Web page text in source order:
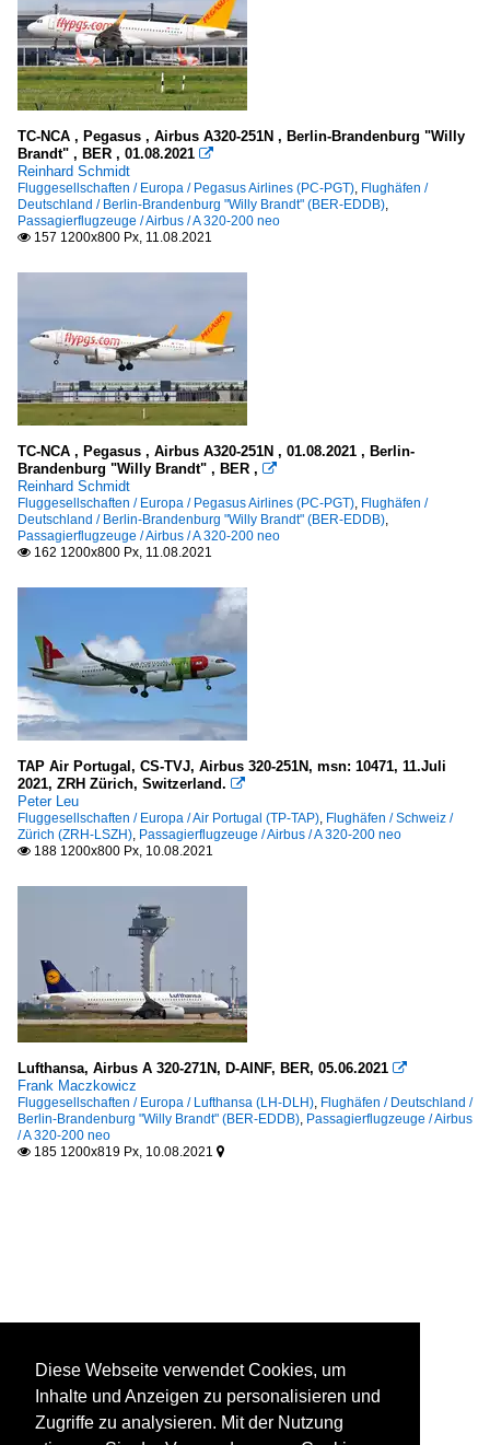
TC-NCA , Pegasus , Airbus A320-251N , Berlin-Brandenburg "Willy
Brandt" , BER , 01.08.2021 
Reinhard Schmidt
Fluggesellschaften / Europa / Pegasus Airlines (PC-PGT), Flughäfen /
Deutschland / Berlin-Brandenburg "Willy Brandt" (BER-EDDB),
Passagierflugzeuge / Airbus / A 320-200 neo
 157 1200x800 Px, 11.08.2021
TC-NCA , Pegasus , Airbus A320-251N , 01.08.2021 , Berlin-
Brandenburg "Willy Brandt" , BER , 
Reinhard Schmidt
Fluggesellschaften / Europa / Pegasus Airlines (PC-PGT), Flughäfen /
Deutschland / Berlin-Brandenburg "Willy Brandt" (BER-EDDB),
Passagierflugzeuge / Airbus / A 320-200 neo
 162 1200x800 Px, 11.08.2021
TAP Air Portugal, CS-TVJ, Airbus 320-251N, msn: 10471, 11.Juli
2021, ZRH Zürich, Switzerland. 
Peter Leu
Fluggesellschaften / Europa / Air Portugal (TP-TAP), Flughäfen / Schweiz /
Zürich (ZRH-LSZH), Passagierflugzeuge / Airbus / A 320-200 neo
 188 1200x800 Px, 10.08.2021
Lufthansa, Airbus A 320-271N, D-AINF, BER, 05.06.2021 
Frank Maczkowicz
Fluggesellschaften / Europa / Lufthansa (LH-DLH), Flughäfen / Deutschland /
Berlin-Brandenburg "Willy Brandt" (BER-EDDB), Passagierflugzeuge / Airbus
/ A 320-200 neo
 185 1200x819 Px, 10.08.2021 
Diese Webseite verwendet Cookies, um
Inhalte und Anzeigen zu personalisieren und
Zugriffe zu analysieren. Mit der Nutzung